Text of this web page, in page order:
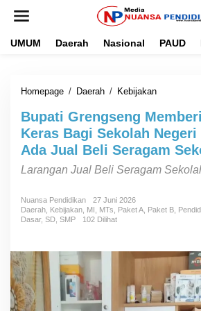
UMUM Daerah Nasional PAUD
Homepage / Daerah / Kebijakan
p
a
i
G
n
e
m
Bupati Grengseng
Keras Bagi Sekolah Negeri
Ada Jual Beli Seragam
Larangan Jual Beli Seragam
Nuansa Pendidikan
27 Juni 2026
Daerah Kebijakan MI MTs Paket A Paket B
Dasar, SD SMP 102 Dilihat